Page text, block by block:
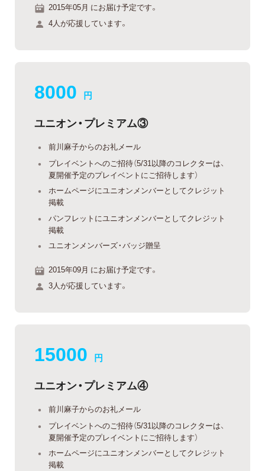
2015年05月 にお届け予定です。
4人が応援しています。
8000 円
ユニオン・プレミアム③
前川麻子からのお礼メール
プレイベントへのご招待（5/31以降のコレクターは、
夏開催予定のプレイベントにご招待します）
ホームページにユニオンメンバーとしてクレジット
掲載
パンフレットにユニオンメンバーとしてクレジット
掲載
ユニオンメンバーズ・バッジ贈呈
2015年09月 にお届け予定です。
3人が応援しています。
15000 円
ユニオン・プレミアム④
前川麻子からのお礼メール
プレイベントへのご招待（5/31以降のコレクターは、
夏開催予定のプレイベントにご招待します）
ホームページにユニオンメンバーとしてクレジット
掲載